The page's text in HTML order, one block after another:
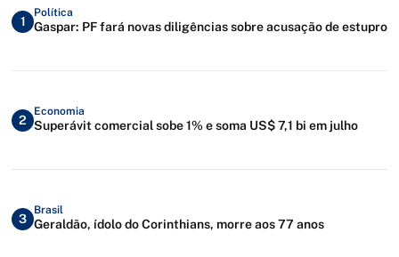
1
Política
Gaspar: PF fará novas diligências sobre acusação de estupro
2
Economia
Superávit comercial sobe 1% e soma US$ 7,1 bi em julho
3
Brasil
Geraldão, ídolo do Corinthians, morre aos 77 anos